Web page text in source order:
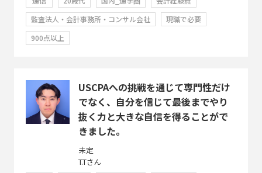
監査法人・会計事務所・コンサル会社
現職で必要
900点以上
USCPAへの挑戦を通じて専門性だけ
でなく、自分を信じて最後までやり
抜く力と大きな自信を得ることがで
きました。
未定
T.Tさん